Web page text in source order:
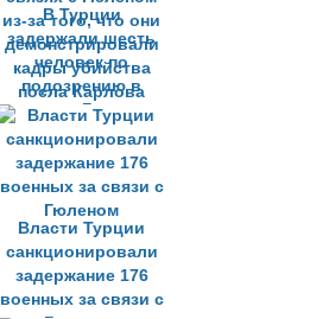
В Турции
задержали шесть
человек по
подозрению в
связях с Гюленом
из-за того, что они
демонстрировали
кадры убийства
посла Карлова
Власти Турции
санкционировали
задержание 176
военных за связи с